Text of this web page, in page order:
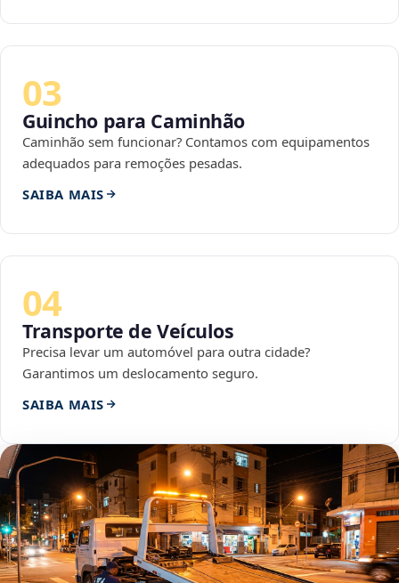
03
Guincho para Caminhão
Caminhão sem funcionar? Contamos com equipamentos
adequados para remoções pesadas.
SAIBA MAIS
04
Transporte de Veículos
Precisa levar um automóvel para outra cidade?
Garantimos um deslocamento seguro.
SAIBA MAIS